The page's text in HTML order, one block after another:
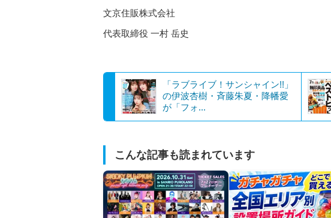
文京住販株式会社
代表取締役 一村 岳史
「ラブライブ！サンシャイン!!」
の伊波杏樹・斉藤朱夏・降幡愛
が「フォ...
こんな記事も読まれています